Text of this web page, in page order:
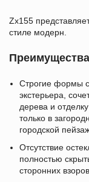
Zx155
стиле модерн.
Строгие формы
экстерьера,
дерева и
только в
городской
Отсутствие
полностью
сторонних взоров.